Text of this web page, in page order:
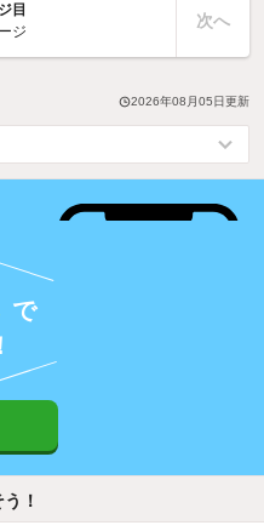
目
ジ
次へ
2026年08月05日更新
で
！